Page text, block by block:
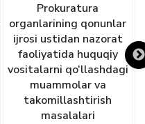
Prokuratura
organlarining qonunlar
ijrosi ustidan nazorat
faoliyatida huquqiy
vositalarni qo‘llashdagi
muammolar va
takomillashtirish
masalalari